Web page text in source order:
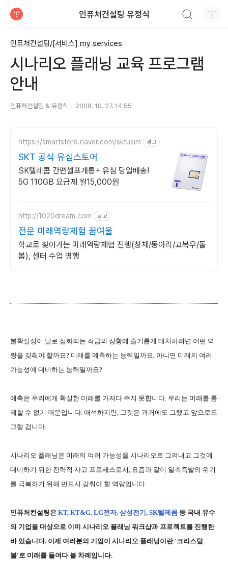
인퓨처컨설팅 유정식
인퓨처컨설팅/[서비스] my services
시나리오 플래닝 교육 프로그램
안내
인퓨처컨설팅 & 유정식 2008. 10. 27. 14:55
https://smartstore.naver.com/sktusim 광고
SKT 공식 유심스토어
SK텔레콤 간편셀프개통+ 유심 당일배송!
5G 110GB 요금제 월15,000원
http://1020dream.com 광고
전문 미래역량체험 꿈여울
학교로 찾아가는 미래역량체험 진행(창체/동아리/교복우/돌
봄), 센터 수업 병행
불확실성이 날로 심화되는 작금의 상황에 슬기롭게 대처하려면 어떤 역
량을 갖춰야 할까요? 미래를 예측하는 능력일까요, 아니면 미래의 여러
가능성에 대비하는 능력일까요?
예측은 우리에게 확실한 미래를 가져다 주지 못합니다. 우리는 미래를 통
제할 수 없기 때문입니다. 애석하지만, 그것은 과거에도 그랬고 앞으로도
그럴 겁니다.
시나리오 플래닝은 미래의 여러 가능성을 시나리오로 그려내고 그것에
대비하기 위한 전략적 사고 프로세스로서, 요즘과 같이 일촉즉발의 위기
를 극복하기 위해 반드시 갖춰야 할 역량입니다.
인퓨처컨설팅은 KT, KT&G, LG전자, 삼성전기, SK텔레콤 등 국내 유수
의 기업을 대상으로 이미 시나리오 플래닝 워크샵과 프로젝트를 진행한
바 있습니다. 이제 여러분의 기업이 시나리오 플래닝이란 '크리스탈
볼'로 미래를 들여다 볼 차례입니다.